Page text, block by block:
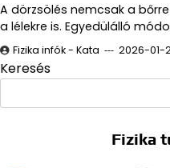
A dörzsölés nemcsak a
a lélekre is. Egyedülálló
Fizika infók - Kata 2026-01-
Keresés
Fizika